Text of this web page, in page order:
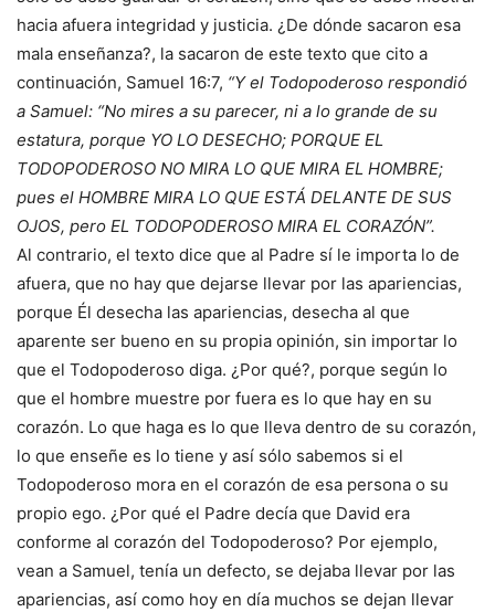
hacia afuera integridad y justicia. ¿De dónde sacaron esa
mala enseñanza?, la sacaron de este texto que cito a
continuación, Samuel 16:7, “Y el Todopoderoso respondió
a Samuel: “No mires a su parecer, ni a lo grande de su
estatura, porque YO LO DESECHO; PORQUE EL
TODOPODEROSO NO MIRA LO QUE MIRA EL HOMBRE;
pues el HOMBRE MIRA LO QUE ESTÁ DELANTE DE SUS
OJOS, pero EL TODOPODEROSO MIRA EL CORAZÓN”.
Al contrario, el texto dice que al Padre sí le importa lo de
afuera, que no hay que dejarse llevar por las apariencias,
porque Él desecha las apariencias, desecha al que
aparente ser bueno en su propia opinión, sin importar lo
que el Todopoderoso diga. ¿Por qué?, porque según lo
que el hombre muestre por fuera es lo que hay en su
corazón. Lo que haga es lo que lleva dentro de su corazón,
lo que enseñe es lo tiene y así sólo sabemos si el
Todopoderoso mora en el corazón de esa persona o su
propio ego. ¿Por qué el Padre decía que David era
conforme al corazón del Todopoderoso? Por ejemplo,
vean a Samuel, tenía un defecto, se dejaba llevar por las
apariencias, así como hoy en día muchos se dejan llevar